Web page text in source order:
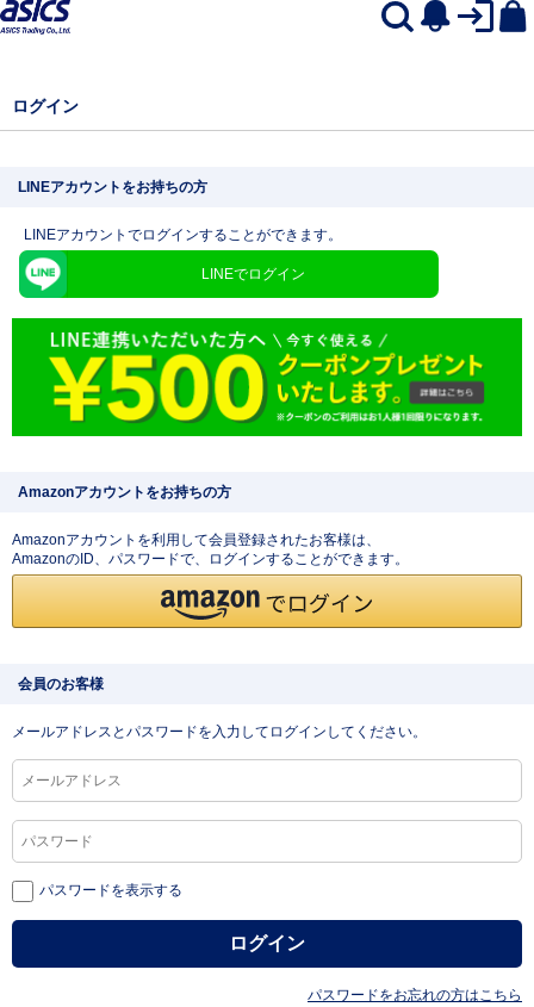
ログイン
LINEアカウントをお持ちの方
LINEアカウントでログインすることができます。
LINEでログイン
Amazonアカウントをお持ちの方
Amazonアカウントを利用して会員登録されたお客様は、
AmazonのID、パスワードで、ログインすることができます。
会員のお客様
メールアドレスとパスワードを入力してログインしてください。
パスワードを表示する
パスワードをお忘れの方はこちら